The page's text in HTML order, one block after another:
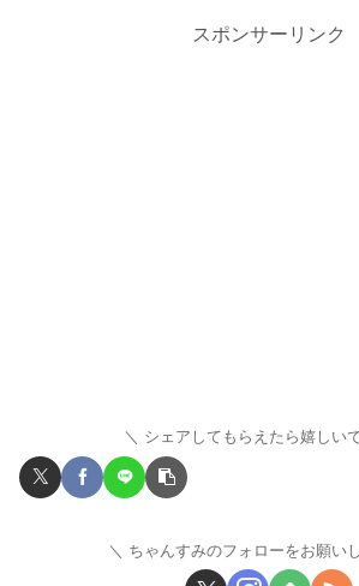
スポンサーリンク
シェアしてもらえたら嬉しい
ちゃんすみのフォローをお願い